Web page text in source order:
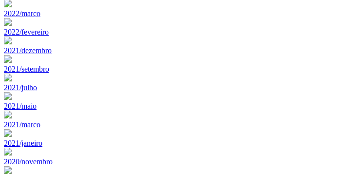
2022/marco
2022/fevereiro
2021/dezembro
2021/setembro
2021/julho
2021/maio
2021/marco
2021/janeiro
2020/novembro